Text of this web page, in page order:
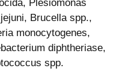
Plesiomonas
Brucella spp.,
monocytogenes,
diphtheriase,
spp.